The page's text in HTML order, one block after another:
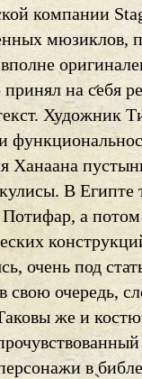
компании
мюзиклов,
принял на себя
Художник
Ханаана
В
Потифар, а
очень под
свою очередь,
же и
в